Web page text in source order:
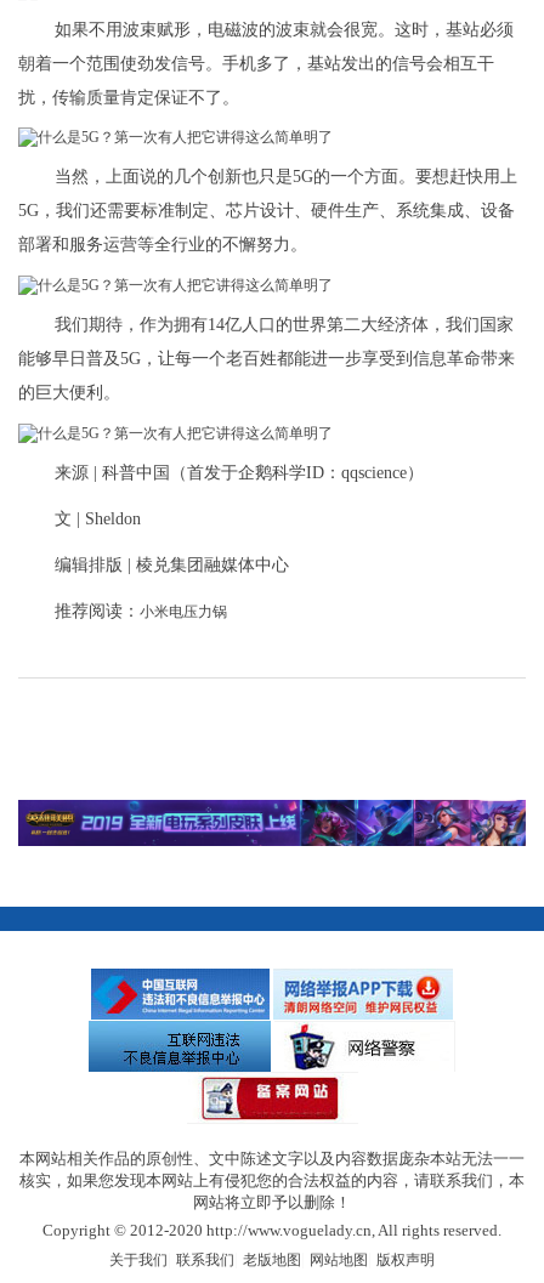
如果不用波束赋形，电磁波的波束就会很宽。这时，基站必须
朝着一个范围使劲发信号。手机多了，基站发出的信号会相互干
扰，传输质量肯定保证不了。
当然，上面说的几个创新也只是5G的一个方面。要想赶快用上
5G，我们还需要标准制定、芯片设计、硬件生产、系统集成、设备
部署和服务运营等全行业的不懈努力。
我们期待，作为拥有14亿人口的世界第二大经济体，我们国家
能够早日普及5G，让每一个老百姓都能进一步享受到信息革命带来
的巨大便利。
来源 | 科普中国（首发于企鹅科学ID：qqscience）
文 | Sheldon
编辑排版 | 棱兑集团融媒体中心
推荐阅读： 小米电压力锅
本网站相关作品的原创性、文中陈述文字以及内容数据庞杂本站无法一一
核实，如果您发现本网站上有侵犯您的合法权益的内容，请联系我们，本
网站将立即予以删除！
Copyright © 2012-2020 http://www.voguelady.cn, All rights reserved.
关于我们 联系我们 老版地图 网站地图 版权声明